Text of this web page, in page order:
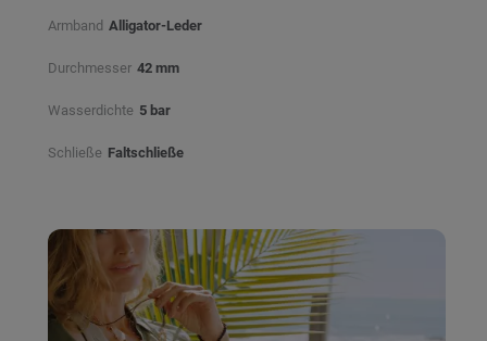
Armband Alligator-Leder
Durchmesser 42 mm
Wasserdichte 5 bar
Schließe Faltschließe